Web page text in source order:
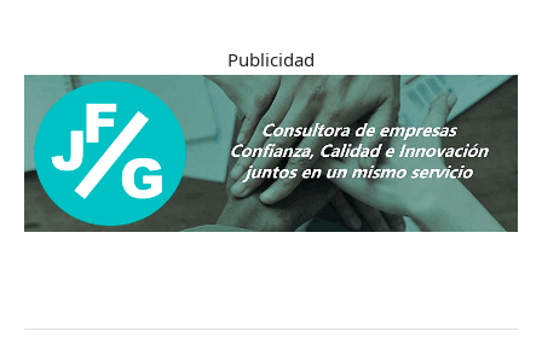
Publicidad